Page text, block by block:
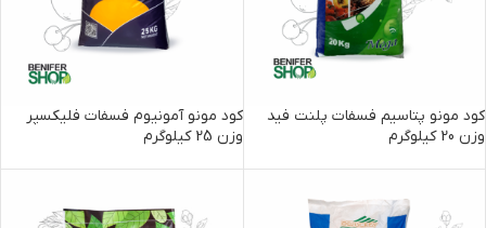
کود مونو پتاسیم فسفات پلنت فید
وزن 20 کیلوگرم
کود مونو آمونیوم فسفات فلیکسپر
وزن 25 کیلوگرم